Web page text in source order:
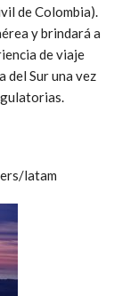
de Colombia).
y brindará a
de viaje
del Sur una vez
latam